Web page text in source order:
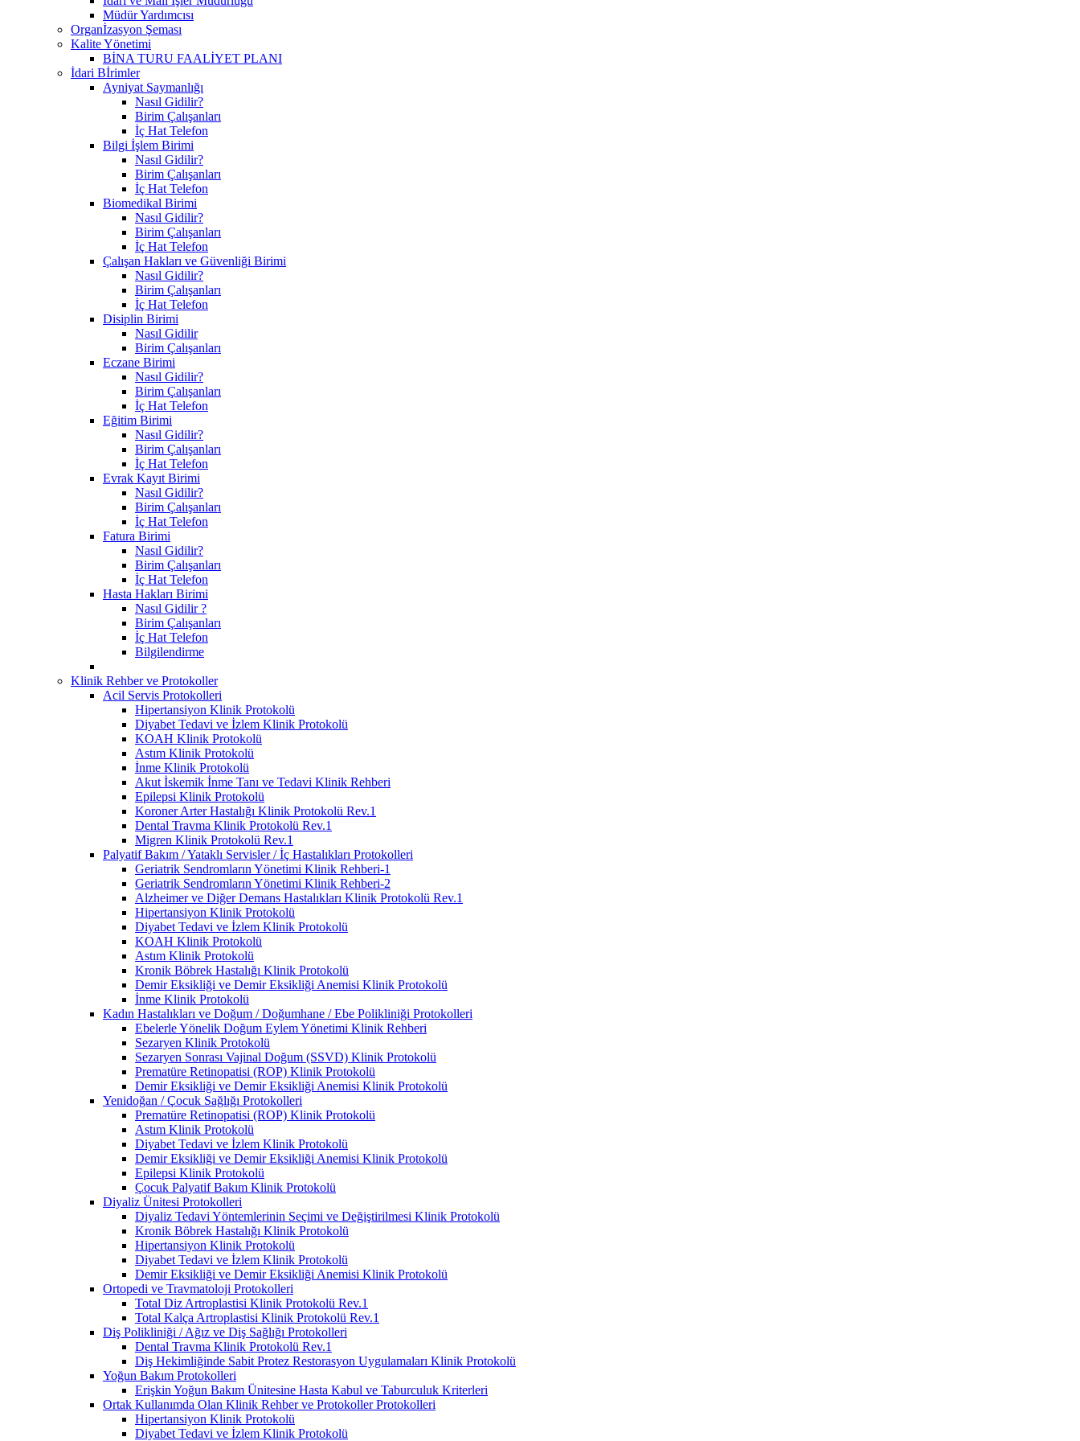
Müdür Yardımcısı
Organİzasyon Şeması
Kalite Yönetimi
BİNA TURU FAALİYET PLANI
İdari Bİrimler
Ayniyat Saymanlığı
Nasıl Gidilir?
Birim Çalışanları
İç Hat Telefon
Bilgi İşlem Birimi
Nasıl Gidilir?
Birim Çalışanları
İç Hat Telefon
Biomedikal Birimi
Nasıl Gidilir?
Birim Çalışanları
İç Hat Telefon
Çalışan Hakları ve Güvenliği Birimi
Nasıl Gidilir?
Birim Çalışanları
İç Hat Telefon
Disiplin Birimi
Nasıl Gidilir
Birim Çalışanları
Eczane Birimi
Nasıl Gidilir?
Birim Çalışanları
İç Hat Telefon
Eğitim Birimi
Nasıl Gidilir?
Birim Çalışanları
İç Hat Telefon
Evrak Kayıt Birimi
Nasıl Gidilir?
Birim Çalışanları
İç Hat Telefon
Fatura Birimi
Nasıl Gidilir?
Birim Çalışanları
İç Hat Telefon
Hasta Hakları Birimi
Nasıl Gidilir ?
Birim Çalışanları
İç Hat Telefon
Bilgilendirme
Klinik Rehber ve Protokoller
Acil Servis Protokolleri
Hipertansiyon Klinik Protokolü
Diyabet Tedavi ve İzlem Klinik Protokolü
KOAH Klinik Protokolü
Astım Klinik Protokolü
İnme Klinik Protokolü
Akut İskemik İnme Tanı ve Tedavi Klinik Rehberi
Epilepsi Klinik Protokolü
Koroner Arter Hastalığı Klinik Protokolü Rev.1
Dental Travma Klinik Protokolü Rev.1
Migren Klinik Protokolü Rev.1
Palyatif Bakım / Yataklı Servisler / İç Hastalıkları Protokolleri
Geriatrik Sendromların Yönetimi Klinik Rehberi-1
Geriatrik Sendromların Yönetimi Klinik Rehberi-2
Alzheimer ve Diğer Demans Hastalıkları Klinik Protokolü Rev.1
Hipertansiyon Klinik Protokolü
Diyabet Tedavi ve İzlem Klinik Protokolü
KOAH Klinik Protokolü
Astım Klinik Protokolü
Kronik Böbrek Hastalığı Klinik Protokolü
Demir Eksikliği ve Demir Eksikliği Anemisi Klinik Protokolü
İnme Klinik Protokolü
Kadın Hastalıkları ve Doğum / Doğumhane / Ebe Polikliniği Protokolleri
Ebelerle Yönelik Doğum Eylem Yönetimi Klinik Rehberi
Sezaryen Klinik Protokolü
Sezaryen Sonrası Vajinal Doğum (SSVD) Klinik Protokolü
Prematüre Retinopatisi (ROP) Klinik Protokolü
Demir Eksikliği ve Demir Eksikliği Anemisi Klinik Protokolü
Yenidoğan / Çocuk Sağlığı Protokolleri
Prematüre Retinopatisi (ROP) Klinik Protokolü
Astım Klinik Protokolü
Diyabet Tedavi ve İzlem Klinik Protokolü
Demir Eksikliği ve Demir Eksikliği Anemisi Klinik Protokolü
Epilepsi Klinik Protokolü
Çocuk Palyatif Bakım Klinik Protokolü
Diyaliz Ünitesi Protokolleri
Diyaliz Tedavi Yöntemlerinin Seçimi ve Değiştirilmesi Klinik Protokolü
Kronik Böbrek Hastalığı Klinik Protokolü
Hipertansiyon Klinik Protokolü
Diyabet Tedavi ve İzlem Klinik Protokolü
Demir Eksikliği ve Demir Eksikliği Anemisi Klinik Protokolü
Ortopedi ve Travmatoloji Protokolleri
Total Diz Artroplastisi Klinik Protokolü Rev.1
Total Kalça Artroplastisi Klinik Protokolü Rev.1
Diş Polikliniği / Ağız ve Diş Sağlığı Protokolleri
Dental Travma Klinik Protokolü Rev.1
Diş Hekimliğinde Sabit Protez Restorasyon Uygulamaları Klinik Protokolü
Yoğun Bakım Protokolleri
Erişkin Yoğun Bakım Ünitesine Hasta Kabul ve Taburculuk Kriterleri
Ortak Kullanımda Olan Klinik Rehber ve Protokoller Protokolleri
Hipertansiyon Klinik Protokolü
Diyabet Tedavi ve İzlem Klinik Protokolü